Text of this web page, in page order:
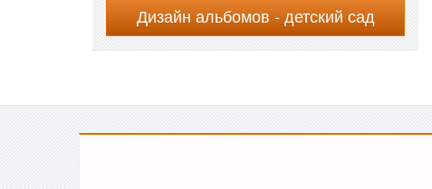
Дизайн альбомов - детский сад